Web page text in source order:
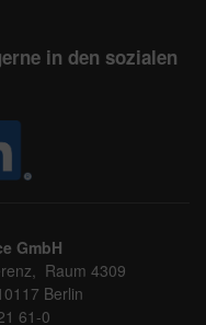
in den sozialen
GmbH
Raum 4309
Berlin
61-0